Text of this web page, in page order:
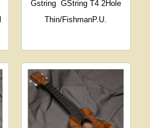
Gstring GString T4 2Hole
Thin/FishmanP.U.